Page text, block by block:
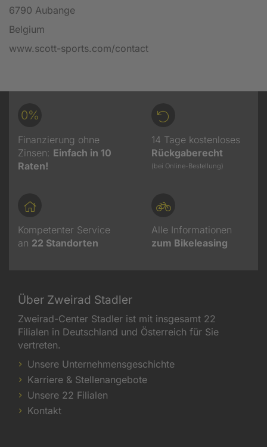
6790 Aubange
Belgium
www.scott-sports.com/contact
0%
Finanzierung ohne
Zinsen: Einfach in 10
Raten!
14 Tage kostenloses
Rückgaberecht
(bei Online-Bestellung)
Kompetenter Service
an 22 Standorten
Alle Informationen
zum Bikeleasing
Über Zweirad Stadler
Zweirad-Center Stadler ist mit insgesamt 22
Filialen in Deutschland und Österreich für Sie
vertreten.
Unsere Unternehmensgeschichte
Karriere & Stellenangebote
Unsere 22 Filialen
Kontakt